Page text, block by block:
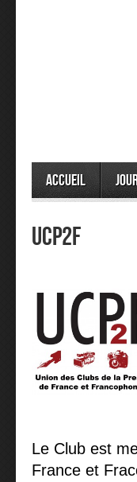
Accueil
UCP2F
Le Club est
France et